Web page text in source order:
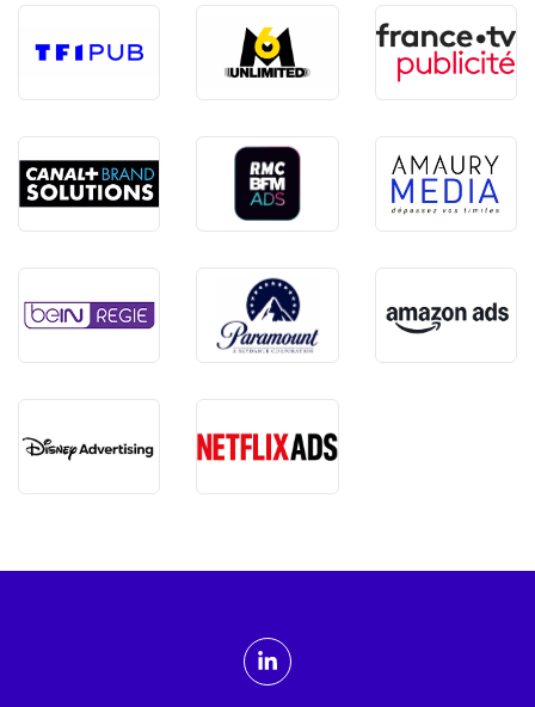
ADMTV sur les réseaux sociaux
Linkedin